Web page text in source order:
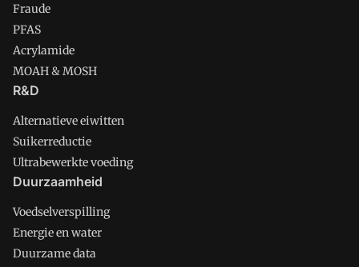
Fraude
PFAS
Acrylamide
MOAH & MOSH
R&D
Alternatieve eiwitten
Suikerreductie
Ultrabewerkte voeding
Duurzaamheid
Voedselverspilling
Energie en water
Duurzame data